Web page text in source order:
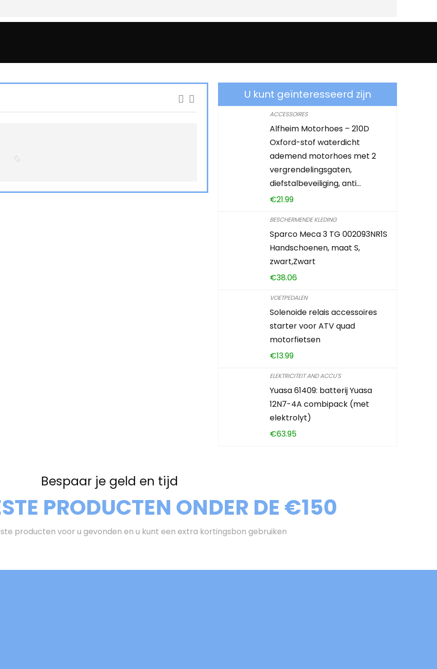
U kunt geïnteresseerd zijn
ACCESSOIRES
Alfheim Motorhoes – 210D
Oxford-stof waterdicht
ademend motorhoes met 2
vergrendelingsgaten,
diefstalbeveiliging, anti…
€21.99
BESCHERMENDE KLEDING
Sparco Meca 3 TG 002093NR1S
Handschoenen, maat S,
zwart,Zwart
€38.06
VOETPEDALEN
Solenoide relais accessoires
starter voor ATV quad
motorfietsen
€13.99
ELEKTRICITEIT AND ACCU'S
Yuasa 61409: batterij Yuasa
12N7-4A combipack (met
elektrolyt)
€63.95
Bespaar je geld en tijd
PRODUCTEN ONDER DE €150
producten voor u gevonden en u kunt een extra kortingsbon gebruiken